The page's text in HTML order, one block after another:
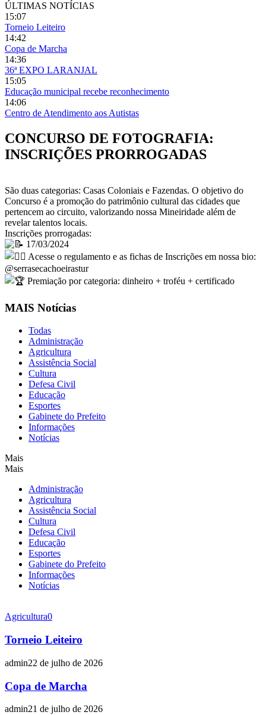
ÚLTIMAS NOTÍCIAS
15:07
Torneio Leiteiro
14:42
Copa de Marcha
14:36
36ª EXPO LARANJAL
15:05
Educação municipal recebe reconhecimento
14:06
Centro de Atendimento aos Autistas
CONCURSO DE FOTOGRAFIA:
INSCRIÇÕES PRORROGADAS
São duas categorias: Casas Coloniais e Fazendas. O objetivo do
Concurso é a promoção do patrimônio cultural das cidades que
pertencem ao circuito, valorizando nossa Mineiridade além de
revelar talentos locais.
Inscrições prorrogadas:
17/03/2024
Acesse o regulamento e as fichas de Inscrições em nossa bio:
@serrasecachoeirastur⠀⠀⠀
Premiação por categoria: dinheiro + troféu + certificado
MAIS Notícias
Todas
Administração
Agricultura
Assistência Social
Cultura
Defesa Civil
Educação
Esportes
Gabinete do Prefeito
Informações
Notícias
Mais
Mais
Administração
Agricultura
Assistência Social
Cultura
Defesa Civil
Educação
Esportes
Gabinete do Prefeito
Informações
Notícias
Agricultura0
Torneio Leiteiro
admin22 de julho de 2026
Copa de Marcha
admin21 de julho de 2026